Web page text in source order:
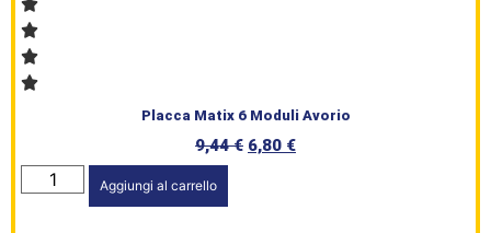
Placca Matix 6 Moduli Avorio
9,44€ 6,80 €
Aggiungi al carrello